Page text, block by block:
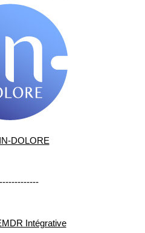
DOLORE
Intégrative